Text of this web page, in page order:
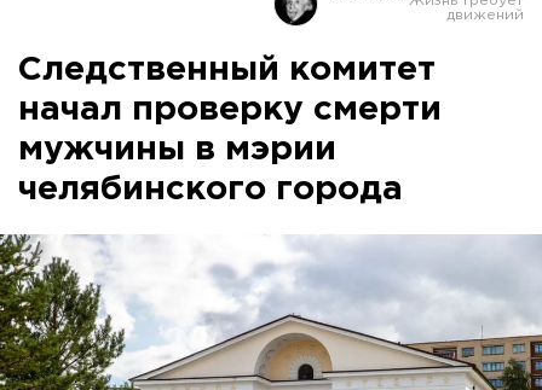
Оренбург
Следственный комитет
начал проверку смерти
мужчины в мэрии
челябинского города